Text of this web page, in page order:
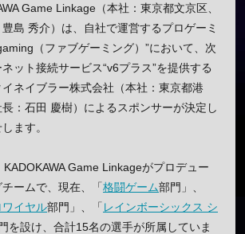
Game Linkage（本社：東京都文京区、
島 秀介）は、自社で運営するプロゲーミ
（ファブゲーミング）”において、次
ット接続サービス“v6プラス”を提供する
ネイブラー株式会社（本社：東京都港
：石田 慶樹）によるスポンサーが決定し
ます。
KADOKAWA Game Linkageがプロデュー
ームで、現在、「格闘ゲーム部門」、
イヤル部門」、「 レインボーシックス シ
を設け、合計15名の選手が所属していま